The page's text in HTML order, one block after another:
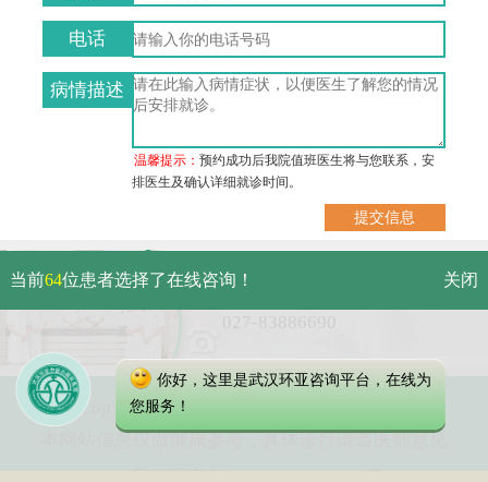
电话
病情描述
温馨提示：预约成功后我院值班医生将与您联系，安
排医生及确认详细就诊时间。
武汉市硚口区解放大道479号
Copyright 2023 武汉环亚中医白癜风医院
本网站信息仅做健康参考，具体诊疗请遵医师意见
当前64位患者选择了在线咨询！ 关闭
你好，这里是武汉环亚咨询平台，在线为
您服务！